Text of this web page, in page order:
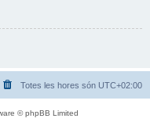
Totes les hores són UTC+02:00
© phpBB Limited